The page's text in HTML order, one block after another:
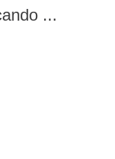
...